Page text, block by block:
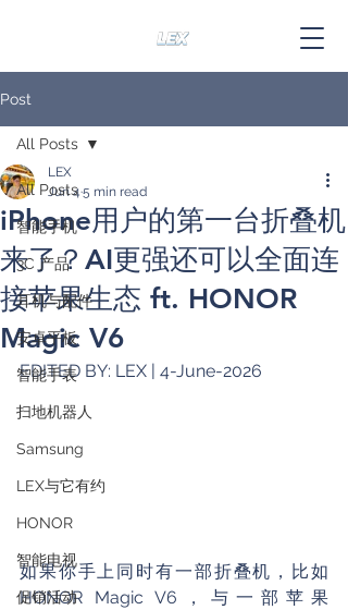
Post
All Posts
智能手机
3C 产品
耳机与配件
安卓平板
智能手表
扫地机器人
Samsung
LEX与它有约
HONOR
智能电视
促销活动
All Posts
iPhone用户的第一台折叠机
来了？AI更强还可以全面连
接苹果生态 ft. HONOR
Magic V6
LEX
Jun 4 5 min read
EDITED BY: LEX | 4-June-2026
如果你手上同时有一部折叠机，比如
HONOR Magic V6，与一部苹果